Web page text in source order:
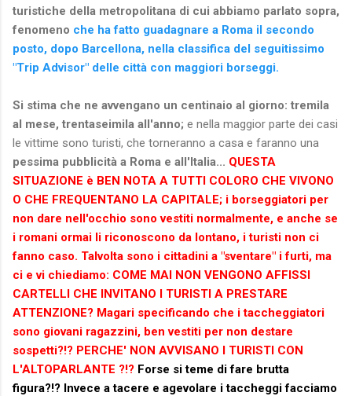
turistiche della metropolitana di cui abbiamo parlato sopra,
fenomeno che ha fatto guadagnare a Roma il secondo
posto, dopo Barcellona, nella classifica del seguitissimo
"Trip Advisor" delle città con maggiori borseggi.
Si stima che ne avvengano un centinaio al giorno: tremila
al mese, trentaseimila all'anno; e nella maggior parte dei casi
le vittime sono turisti, che torneranno a casa e faranno una
pessima pubblicità a Roma e all'Italia... QUESTA
SITUAZIONE è BEN NOTA A TUTTI COLORO CHE VIVONO
O CHE FREQUENTANO LA CAPITALE; i borseggiatori per
non dare nell'occhio sono vestiti normalmente, e anche se
i romani ormai li riconoscono da lontano, i turisti non ci
fanno caso. Talvolta sono i cittadini a "sventare" i furti, ma
ci e vi chiediamo: COME MAI NON VENGONO AFFISSI
CARTELLI CHE INVITANO I TURISTI A PRESTARE
ATTENZIONE? Magari specificando che i taccheggiatori
sono giovani ragazzini, ben vestiti per non destare
sospetti?!? PERCHE' NON AVVISANO I TURISTI CON
L'ALTOPARLANTE ?!? Forse si teme di fare brutta
figura?!? Invece a tacere e agevolare i taccheggi facciamo